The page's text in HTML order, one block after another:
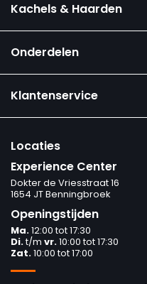
Kachels & Haarden
Onderdelen
Klantenservice
Locaties
Experience Center
Dokter de Vriesstraat 16
1654 JT Benningbroek
Openingstijden
Ma.12:00 tot 17:30
Di.t/m vr.10:00 tot 17:30
Zat.10:00 tot 17:00